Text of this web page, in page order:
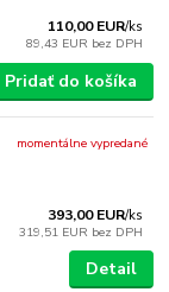
110,00 EUR/ks
89,43 EUR bez DPH
Pridať do košíka
393,00 EUR/ks
319,51 EUR bez DPH
momentálne vypredané
Detail